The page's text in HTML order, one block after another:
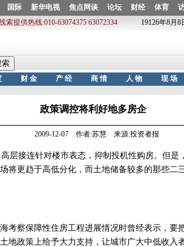
政策调控将利好地多房企
2009-12-07 作者:苏慧 来源:投资者报
层接连针对楼市表态，抑制投机性购房。但是
将更趋于高低分化，而土地储备较多的那些二
察保障性住房工程进展情况时曾经表示，要
地政策上给予大力支持，让城市广大中低收入